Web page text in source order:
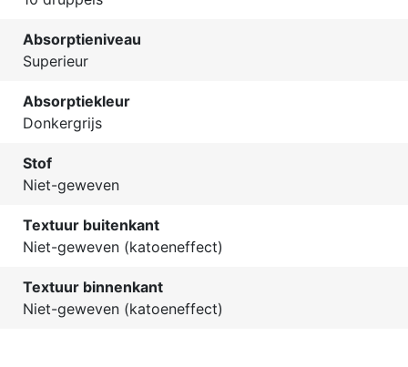
Absorptieniveau
Superieur
Absorptiekleur
Donkergrijs
Stof
Niet-geweven
Textuur buitenkant
Niet-geweven (katoeneffect)
Textuur binnenkant
Niet-geweven (katoeneffect)